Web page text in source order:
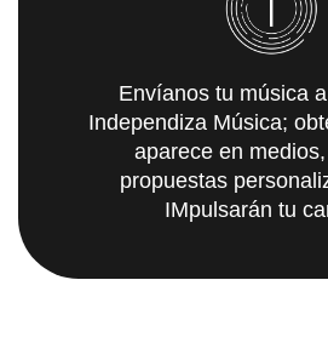
Envíanos tu música
Independiza Música;
aparece en
propuestas
IMpulsarán tu